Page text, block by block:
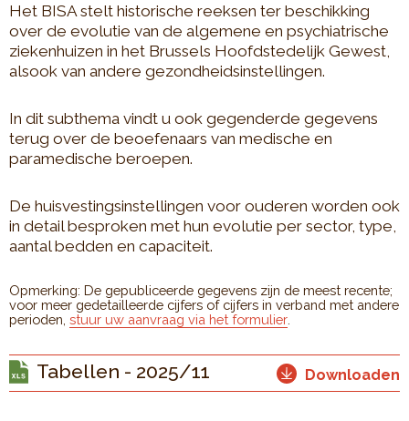
Het BISA stelt historische reeksen ter beschikking
over de evolutie van de algemene en psychiatrische
ziekenhuizen in het Brussels Hoofdstedelijk Gewest,
alsook van andere gezondheidsinstellingen.
In dit subthema vindt u ook gegenderde gegevens
terug over de beoefenaars van medische en
paramedische beroepen.
De huisvestingsinstellingen voor ouderen worden ook
in detail besproken met hun evolutie per sector, type,
aantal bedden en capaciteit.
Opmerking: De gepubliceerde gegevens zijn de meest recente;
voor meer gedetailleerde cijfers of cijfers in verband met andere
perioden, stuur uw aanvraag via het formulier
Tabellen - 2025/11 Downloaden